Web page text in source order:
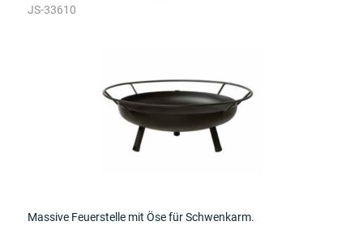
JS-33610
Massive Feuerstelle mit Öse für Schwenkarm.